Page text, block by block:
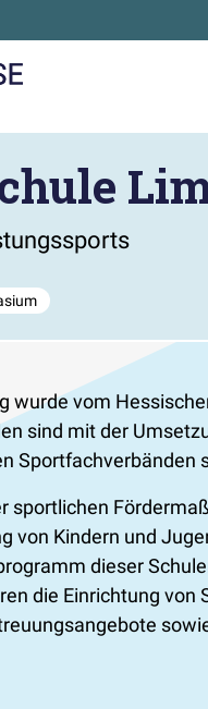
wurde vom
sind mit der
sportlichen
von Kindern und
dieser
die Einrichtung